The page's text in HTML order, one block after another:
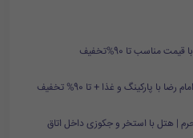
مناسب تا 90%تخفیف
پارکینگ و غذا + تا 90% تخفیف
| هتل با استخر و جکوزی داخل اتاق